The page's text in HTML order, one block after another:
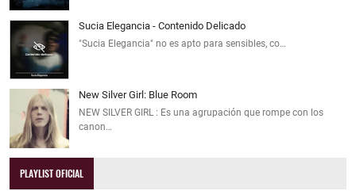
Sucia Elegancia - Contenido Delicado
"Sucia Elegancia" no es apto para sensibles, co…
New Silver Girl: Blue Room
NEW SILVER GIRL : Es una agrupación que rompe con los
canon…
PLAYLIST OFICIAL